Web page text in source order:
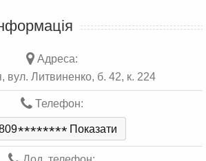
Адреса:
вул. Литвиненко, б. 42, к. 224
Телефон:
******** Показати